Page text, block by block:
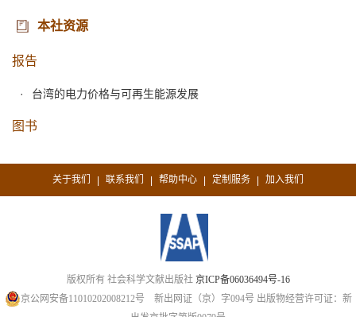
本社资源
报告
台湾的电力价格与可再生能源发展
图书
关于我们 | 联系我们 | 帮助中心 | 定制服务 | 加入我们
版权所有 社会科学文献出版社 京ICP备06036494号-16
京公网安备11010202008212号 新出网证（京）字094号 出版物经营许可证：新